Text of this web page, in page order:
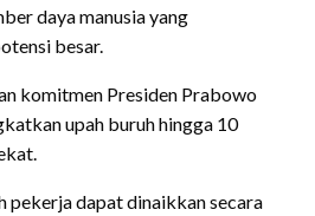
daya manusia yang
besar.
komitmen Presiden Prabowo
upah buruh hingga 10
pekerja dapat dinaikkan secara